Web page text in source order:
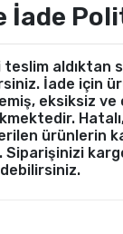
İade
teslim aldıktan
İade için
eksiksiz ve
ürünlerin
Siparişinizi